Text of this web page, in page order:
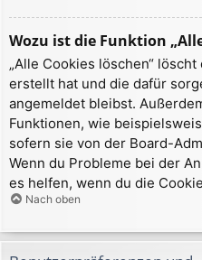
Wozu ist die Funktion
„Alle Cookies löschen“
erstellt hat und die dafür
angemeldet bleibst.
Funktionen, wie
sofern sie von der Board-
Wenn du Probleme bei der
es helfen, wenn du die
Nach oben